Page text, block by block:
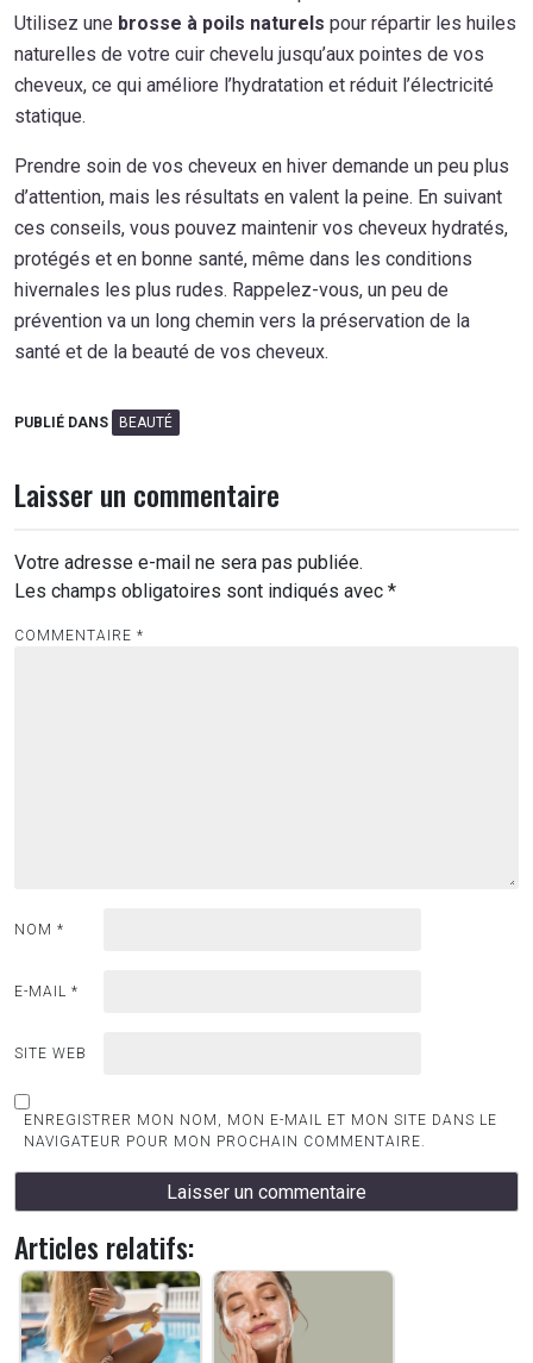
Utilisez une brosse à poils naturels pour répartir les huiles
naturelles de votre cuir chevelu jusqu’aux pointes de vos
cheveux, ce qui améliore l’hydratation et réduit l’électricité
statique.
Prendre soin de vos cheveux en hiver demande un peu plus
d’attention, mais les résultats en valent la peine. En suivant
ces conseils, vous pouvez maintenir vos cheveux hydratés,
protégés et en bonne santé, même dans les conditions
hivernales les plus rudes. Rappelez-vous, un peu de
prévention va un long chemin vers la préservation de la
santé et de la beauté de vos cheveux.
PUBLIÉ DANS BEAUTÉ
Laisser un commentaire
Votre adresse e-mail ne sera pas publiée.
Les champs obligatoires sont indiqués avec *
COMMENTAIRE *
NOM *
E-MAIL *
SITE WEB
ENREGISTRER MON NOM, MON E-MAIL ET MON SITE DANS LE
NAVIGATEUR POUR MON PROCHAIN COMMENTAIRE.
Articles relatifs: